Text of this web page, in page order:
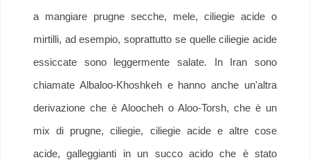
a mangiare prugne secche, mele, ciliegie acide o
mirtilli, ad esempio, soprattutto se quelle ciliegie acide
essiccate sono leggermente salate. In Iran sono
chiamate Albaloo-Khoshkeh e hanno anche un'altra
derivazione che è Aloocheh o Aloo-Torsh, che è un
mix di prugne, ciliegie, ciliegie acide e altre cose
acide, galleggianti in un succo acido che è stato